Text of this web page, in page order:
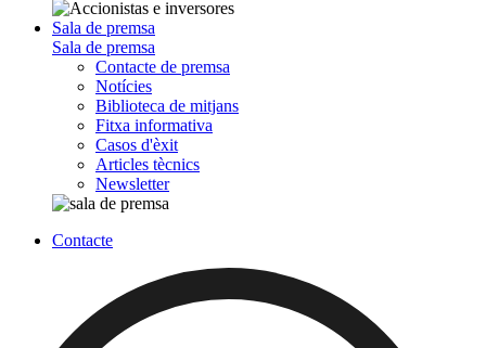
Sala de premsa
Sala de premsa
Contacte de premsa
Notícies
Biblioteca de mitjans
Fitxa informativa
Casos d'èxit
Articles tècnics
Newsletter
Contacte